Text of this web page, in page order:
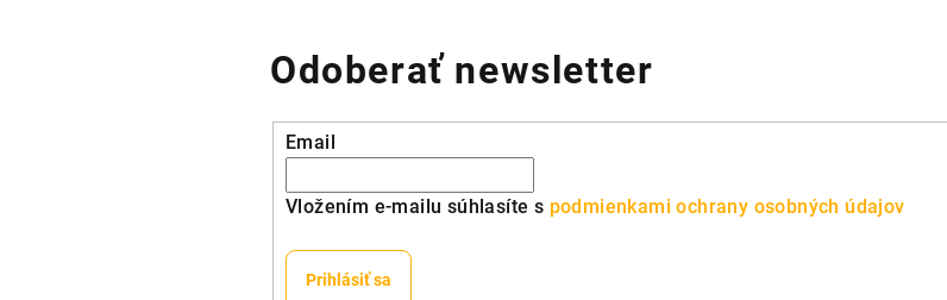
Odoberať newsletter
Email
Vložením e-mailu súhlasíte s podmienkami ochrany osobných údajov
Prihlásiť sa